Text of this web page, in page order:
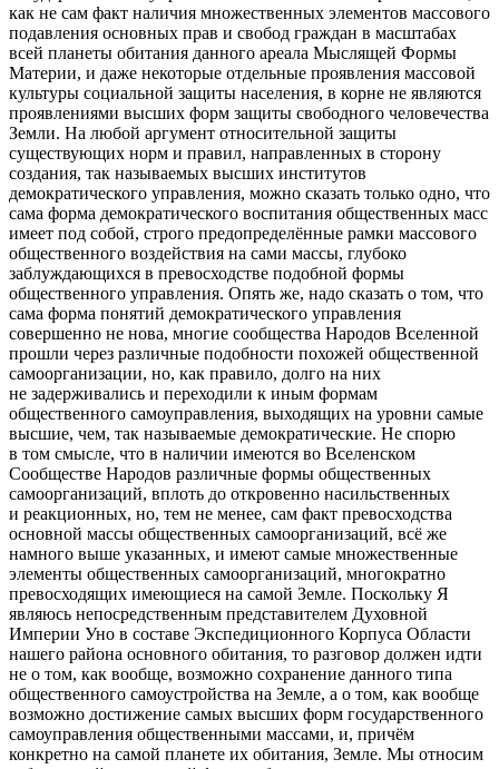
как не сам факт наличия множественных элементов массового
подавления основных прав и свобод граждан в масштабах
всей планеты обитания данного ареала Мыслящей Формы
Материи, и даже некоторые отдельные проявления массовой
культуры социальной защиты населения, в корне не являются
проявлениями высших форм защиты свободного человечества
Земли. На любой аргумент относительной защиты
существующих норм и правил, направленных в сторону
создания, так называемых высших институтов
демократического управления, можно сказать только одно, что
сама форма демократического воспитания общественных масс
имеет под собой, строго предопределённые рамки массового
общественного воздействия на сами массы, глубоко
заблуждающихся в превосходстве подобной формы
общественного управления. Опять же, надо сказать о том, что
сама форма понятий демократического управления
совершенно не нова, многие сообщества Народов Вселенной
прошли через различные подобности похожей общественной
самоорганизации, но, как правило, долго на них
не задерживались и переходили к иным формам
общественного самоуправления, выходящих на уровни самые
высшие, чем, так называемые демократические. Не спорю
в том смысле, что в наличии имеются во Вселенском
Сообществе Народов различные формы общественных
самоорганизаций, вплоть до откровенно насильственных
и реакционных, но, тем не менее, сам факт превосходства
основной массы общественных самоорганизаций, всё же
намного выше указанных, и имеют самые множественные
элементы общественных самоорганизаций, многократно
превосходящих имеющиеся на самой Земле. Поскольку Я
являюсь непосредственным представителем Духовной
Империи Уно в составе Экспедиционного Корпуса Области
нашего района основного обитания, то разговор должен идти
не о том, как вообще, возможно сохранение данного типа
общественного самоустройства на Земле, а о том, как вообще
возможно достижение самых высших форм государственного
самоуправления общественными массами, и, причём
конкретно на самой планете их обитания, Земле. Мы относим